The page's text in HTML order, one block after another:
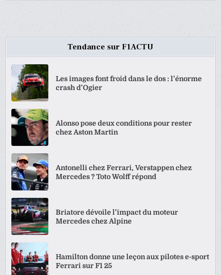
Tendance sur F1ACTU
Les images font froid dans le dos : l’énorme
crash d’Ogier
Alonso pose deux conditions pour rester
chez Aston Martin
Antonelli chez Ferrari, Verstappen chez
Mercedes ? Toto Wolff répond
Briatore dévoile l’impact du moteur
Mercedes chez Alpine
Hamilton donne une leçon aux pilotes e-sport
Ferrari sur F1 25